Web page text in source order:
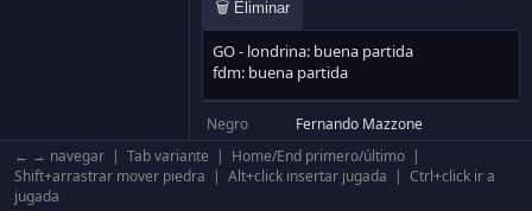
🗑 Eliminar
Negro
Fernando Mazzone
Blanco
German aguirre
Resultado
Negro +79.5
← → navegar | Tab variante | Home/End primero/último |
Shift+arrastrar mover piedra | Alt+click insertar jugada | Ctrl+click ir a
jugada